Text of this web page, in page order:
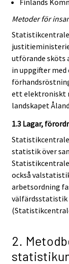
Metoder för
utförande sköts
in uppgifter
ett elektroniskt
landskapet
1.3 Lagar,
statistik över
också
arbetsordning
välfärdsstatistik
2.